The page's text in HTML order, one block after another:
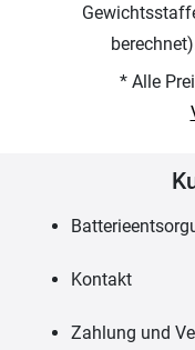
* Alle
Kontakt
Zahlung und